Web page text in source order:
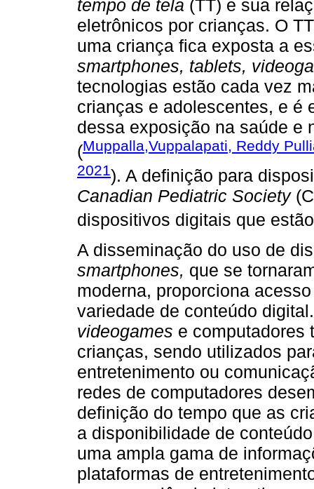
tempo de tela (TT) e sua
eletrônicos por crianças. O
uma criança fica exposta a
smartphones, tablets,
tecnologias estão cada vez
crianças e adolescentes, e é
dessa exposição na saúde e
(Muppalla,Vuppalapati, Reddy
2021). A definição para
Canadian Pediatric Society
dispositivos digitais que
A disseminação do uso de
smartphones, que se
moderna, proporciona
variedade de conteúdo
videogames e computadores
crianças, sendo utilizados
entretenimento ou
redes de computadores
definição do tempo que as
a disponibilidade de
uma ampla gama de
plataformas de